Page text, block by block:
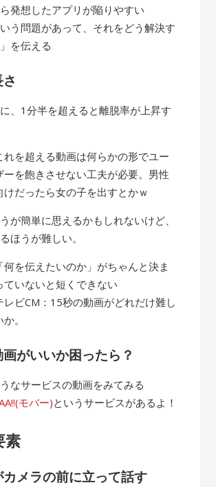
発想したアプリが陥りやすい
いう問題があって、それをどう解決す
を伝える
、1分半を超えると離脱率が上昇す
れを超える動画は何らかの形でユー
ーを飽きさせない工夫が必要。男性
けだったら女の子を出すとかｗ
が簡単に思えるかもしれないけど、
ほうが難しい。
「何を伝えたいのか」がちゃんと決ま
ていないと短くできない
レビCM：15秒の動画がどれだけ難し
か。
がいいか困ったら？
なサービスの動画をみてみる
モバー)というサービスがあるよ！
素
メラの前に立って話す